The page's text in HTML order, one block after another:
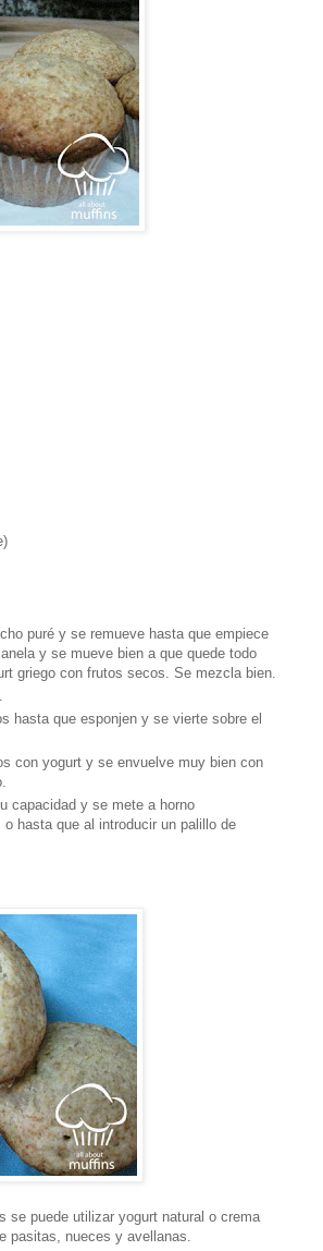
puré y se remueve hasta que empiece
y se mueve bien a que quede todo
griego con frutos secos. Se mezcla bien.
hasta que esponjen y se vierte sobre el
con yogurt y se envuelve muy bien con
capacidad y se mete a horno
hasta que al introducir un palillo de
se puede utilizar yogurt natural o crema
pasitas, nueces y avellanas.